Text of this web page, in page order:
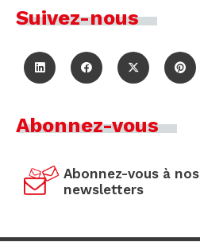
Suivez-nous
Abonnez-vous
Abonnez-vous à nos
newsletters